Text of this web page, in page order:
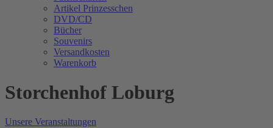
Artikel Prinzesschen
DVD/CD
Bücher
Souvenirs
Versandkosten
Warenkorb
Storchenhof Loburg
Unsere Veranstaltungen